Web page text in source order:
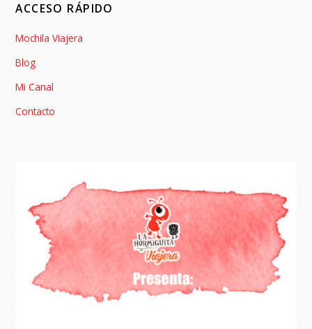
ACCESO RÁPIDO
Mochila Viajera
Blog
Mi Canal
Contacto